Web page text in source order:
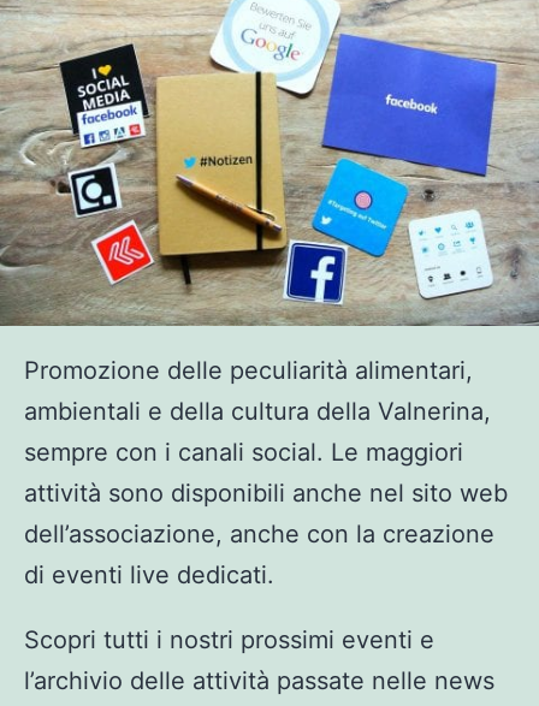
Promozione delle peculiarità alimentari,
ambientali e della cultura della Valnerina,
sempre con i canali social. Le maggiori
attività sono disponibili anche nel sito web
dell’associazione, anche con la creazione
di eventi live dedicati.
Scopri tutti i nostri prossimi eventi e
l’archivio delle attività passate nelle news